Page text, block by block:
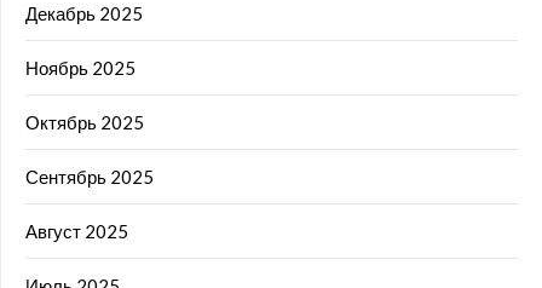
Декабрь 2025
Ноябрь 2025
Октябрь 2025
Сентябрь 2025
Август 2025